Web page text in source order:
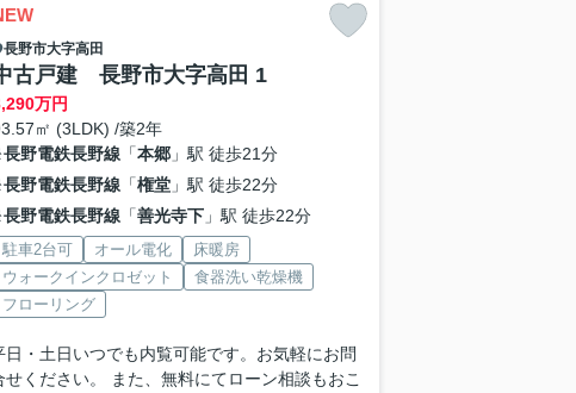
長野市大字高田
古戸建 長野市大字高田 1
万円
㎡ (3LDK) /築2年
長野電鉄長野線「本郷」駅 徒歩21分
長野電鉄長野線「権堂」駅 徒歩22分
長野電鉄長野線「善光寺下」駅 徒歩22分
駐車2台可 オール電化
床暖房
ウォークインクロゼット
食器洗い乾燥機
フローリング
日・土日いつでも内覧可能です。お気軽にお問
せください。 また、無料にてローン相談もおこ